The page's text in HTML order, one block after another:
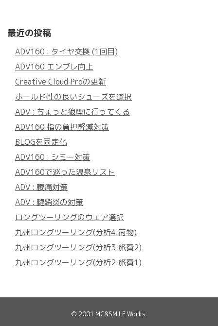
最近の投稿
ADV160 : タイヤ交換 (1回目)
ADV160 エンブレ向上
Creative Cloud Proの更新
ホールド性の良いシューズを選択
ADV : ちょっと狼煙に行ってくる
ADV160 指の負担軽減対策
BLOGを固定化
ADV160 : シミー対策
ADV160で巡った温泉リスト
ADV : 腰痛対策
ADV : 腱鞘炎の対策
ロングツーリングのウェア選択
九州ロングツーリング(分析4:荷物)
九州ロングツーリング(分析3:旅費2)
九州ロングツーリング(分析2:旅費1)
© 2001 MC&SMILE Works.